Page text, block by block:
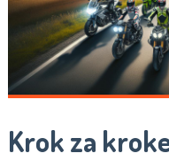
Krok za